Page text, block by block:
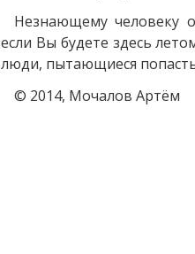
Незнающему человеку
если Вы будете здесь
люди, пытающиеся
© 2014, Мочалов Артём